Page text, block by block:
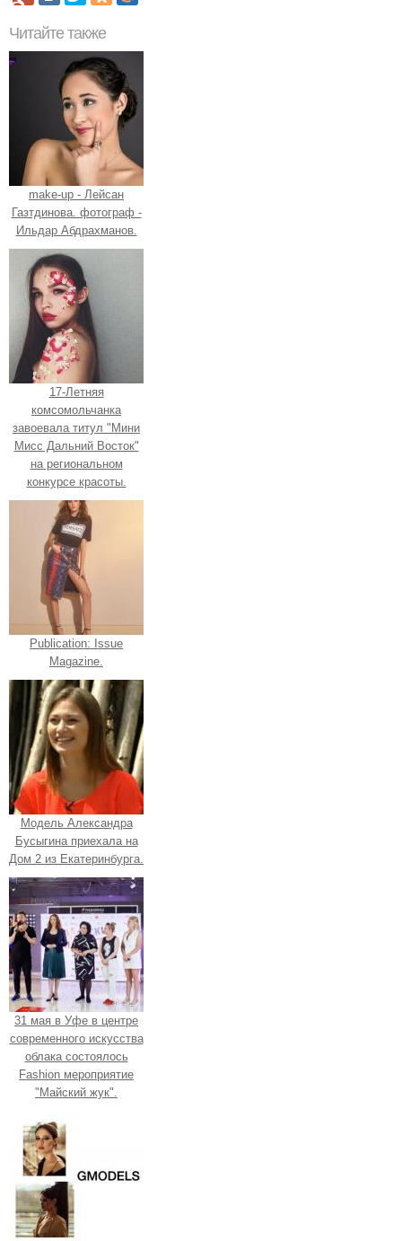
Читайте также
make-up - Лейсан
Газтдинова. фотограф -
Ильдар Абдрахманов.
17-Летняя
комсомольчанка
завоевала титул "Мини
Мисс Дальний Восток"
на региональном
конкурсе красоты.
Publication: Issue
Magazine.
Модель Александра
Бусыгина приехала на
Дом 2 из Екатеринбурга.
31 мая в Уфе в центре
современного искусства
облака состоялось
Fashion мероприятие
"Майский жук".